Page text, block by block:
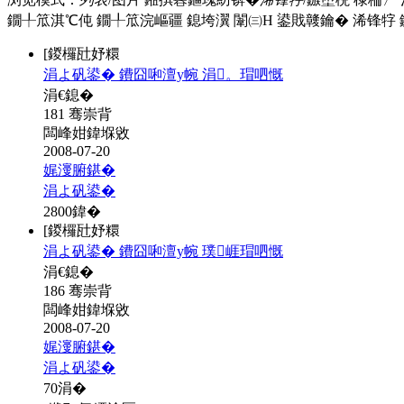
鐗╀笟淇℃伅 鐗╀笟浣嶇疆 鎴垮瀷 闈㈢Н 鍙戝竷鑰� 浠锋牸
[鍐欏瓧妤糫
涓よ矾鍙� 鐨囧啝澶у帵 涓。瑁呬慨
涓€鎴�
181 骞崇背
闆峰姏鍏堢敓
2008-07-20
娓濅腑鍖�
涓よ矾鍙�
2800鍏�
[鍐欏瓧妤糫
涓よ矾鍙� 鐨囧啝澶у帵 璞崕瑁呬慨
涓€鎴�
186 骞崇背
闆峰姏鍏堢敓
2008-07-20
娓濅腑鍖�
涓よ矾鍙�
70涓�